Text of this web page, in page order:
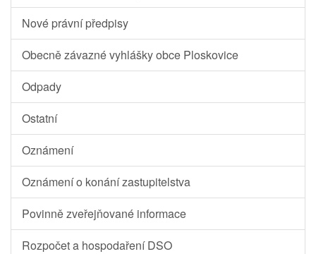
Nové právní předpisy
Obecně závazné vyhlášky obce Ploskovice
Odpady
Ostatní
Oznámení
Oznámení o konání zastupitelstva
Povinně zveřejňované informace
Rozpočet a hospodaření DSO